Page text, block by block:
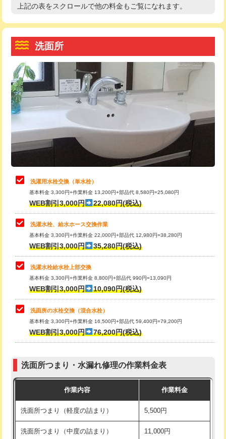
モルタル補修（厚さ10㎝超え） 38,500円
洗面台設置 38,500円
追加人工
廃棄・処分 現場見積
※給水管工事は20mmまでの価格です。
給水管工事※（支持金具設置) 5,500円
給水管工事※（保温材使用（バンド止
め込み）)
5,500円
給水管工事※（土の掘削・埋め戻し作
業)
11,000円
給水管工事※（塩ビ管（VP・HI）使
用/3ｍまで)
33,000円
給水管工事※（塩ビ管（VP・HI）使
用（追加）/3ｍ超え)
給水管工事※（ライニング鋼管・銅
管・ポリ管・HT管使用/3ｍまで)
44,000円
給水管工事※（ライニング鋼管・銅
管・ポリ管・HT管使用/3ｍ超え)
排水管工事（土の掘削・埋め戻し作
業）
排水管工事（排水管工事/3ｍまで） 55,000円
排水管工事（追加 排水管工事/3ｍ超
え）
マス交換（土の掘削・埋め戻し作業）
マス交換（深さ50㎝未満）
マス交換（深さ50㎝以上）
モルタル補修（厚さ10㎝まで） 27,500円
モルタル補修（厚さ10㎝超え） 38,500円
洗面台設置 38,500円
高度高圧洗浄換 現地調査
トーラー機使用/3mまで
追加トーラー機使用/3m超え +3,300円
カメラ調査 33,000円
桝清掃
止水・漏水調査・防水処理・清掃・修
理・調整・分解・加工など（軽作業）
11,000円
止水・漏水調査・防水処理・清掃・修
理・調整・分解・加工など（中作業）
22,000円
止水・漏水調査・防水処理・清掃・修
理・調整・分解・加工など（重作業）
33,000円
キッチンタンク脱着
その他部品の脱着
交換・取付（タンク）
交換・取付(単水栓（壁付・デッキ
式）)
交換・取付(混合水栓（壁付・デッキ
式・ワンホール）)
16,500円+材料費
（P/S/ポップアップ））
交換・取付（その他部品） 11,000円+材料費
持込商品取付（単水栓） 13,200円
持込商品取付（混合水栓） 16,500円
上記の表をスクロールで他の料金もご覧になれます。
洗面所
洗濯用水栓交換（単水栓）
基本料金 3,300円+作業料金 13,200円+部品代 8,580円=25,080円
WEB割引3,000円 22,080円(税込)
洗濯水栓、給水ホース交換作業
基本料金 3,300円+作業料金 22,000円+部品代 12,980円=38,280円
WEB割引3,000円 35,280円(税込)
洗濯水栓給水栓上部交換
基本料金 3,300円+作業料金 8,800円+部品代 990円=13,090円
WEB割引3,000円 10,090円(税込)
洗面所の水栓交換（混合水栓）
基本料金 3,300円+作業料金 16,500円+部品代 59,400円=79,200円
WEB割引3,000円 76,200円(税込)
洗面所つまり・水漏れ修理の作業料金表
作業内容 作業料金
洗面所つまり（軽度の詰まり） 5,500円
洗面所つまり（中度の詰まり） 11,000円